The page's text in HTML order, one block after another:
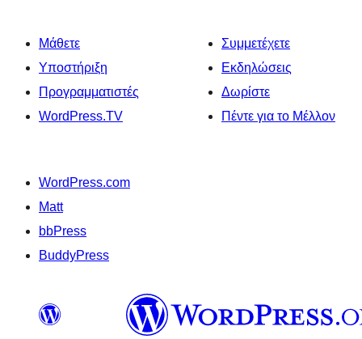
Μάθετε
Υποστήριξη
Προγραμματιστές
WordPress.TV
Συμμετέχετε
Εκδηλώσεις
Δωρίστε
Πέντε για το Μέλλον
WordPress.com
Matt
bbPress
BuddyPress